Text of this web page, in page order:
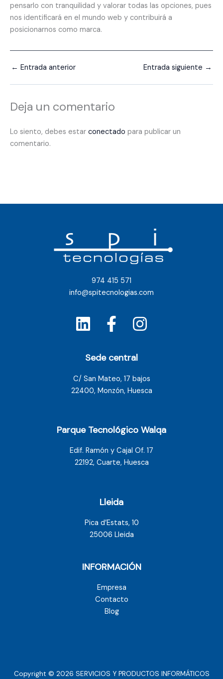
pensarlo con tranquilidad y valorar todas las opciones, pues
nos identificará en el mundo web y contribuirá a
posicionarnos como marca.
← Entrada anterior Entrada siguiente →
Deja un comentario
Lo siento, debes estar conectado para publicar un
comentario.
974 415 571
info@spitecnologias.com
Sede central
C/ San Mateo, 17 bajos
22400, Monzón, Huesca
Parque Tecnológico Walqa
Edif. Ramón y Cajal Of. 17
22192, Cuarte, Huesca
Lleida
Pica d’Estats, 10
25006 Lleida
INFORMACIÓN
Empresa
Contacto
Blog
Copyright © 2026 SERVICIOS Y PRODUCTOS INFORMÁTICOS